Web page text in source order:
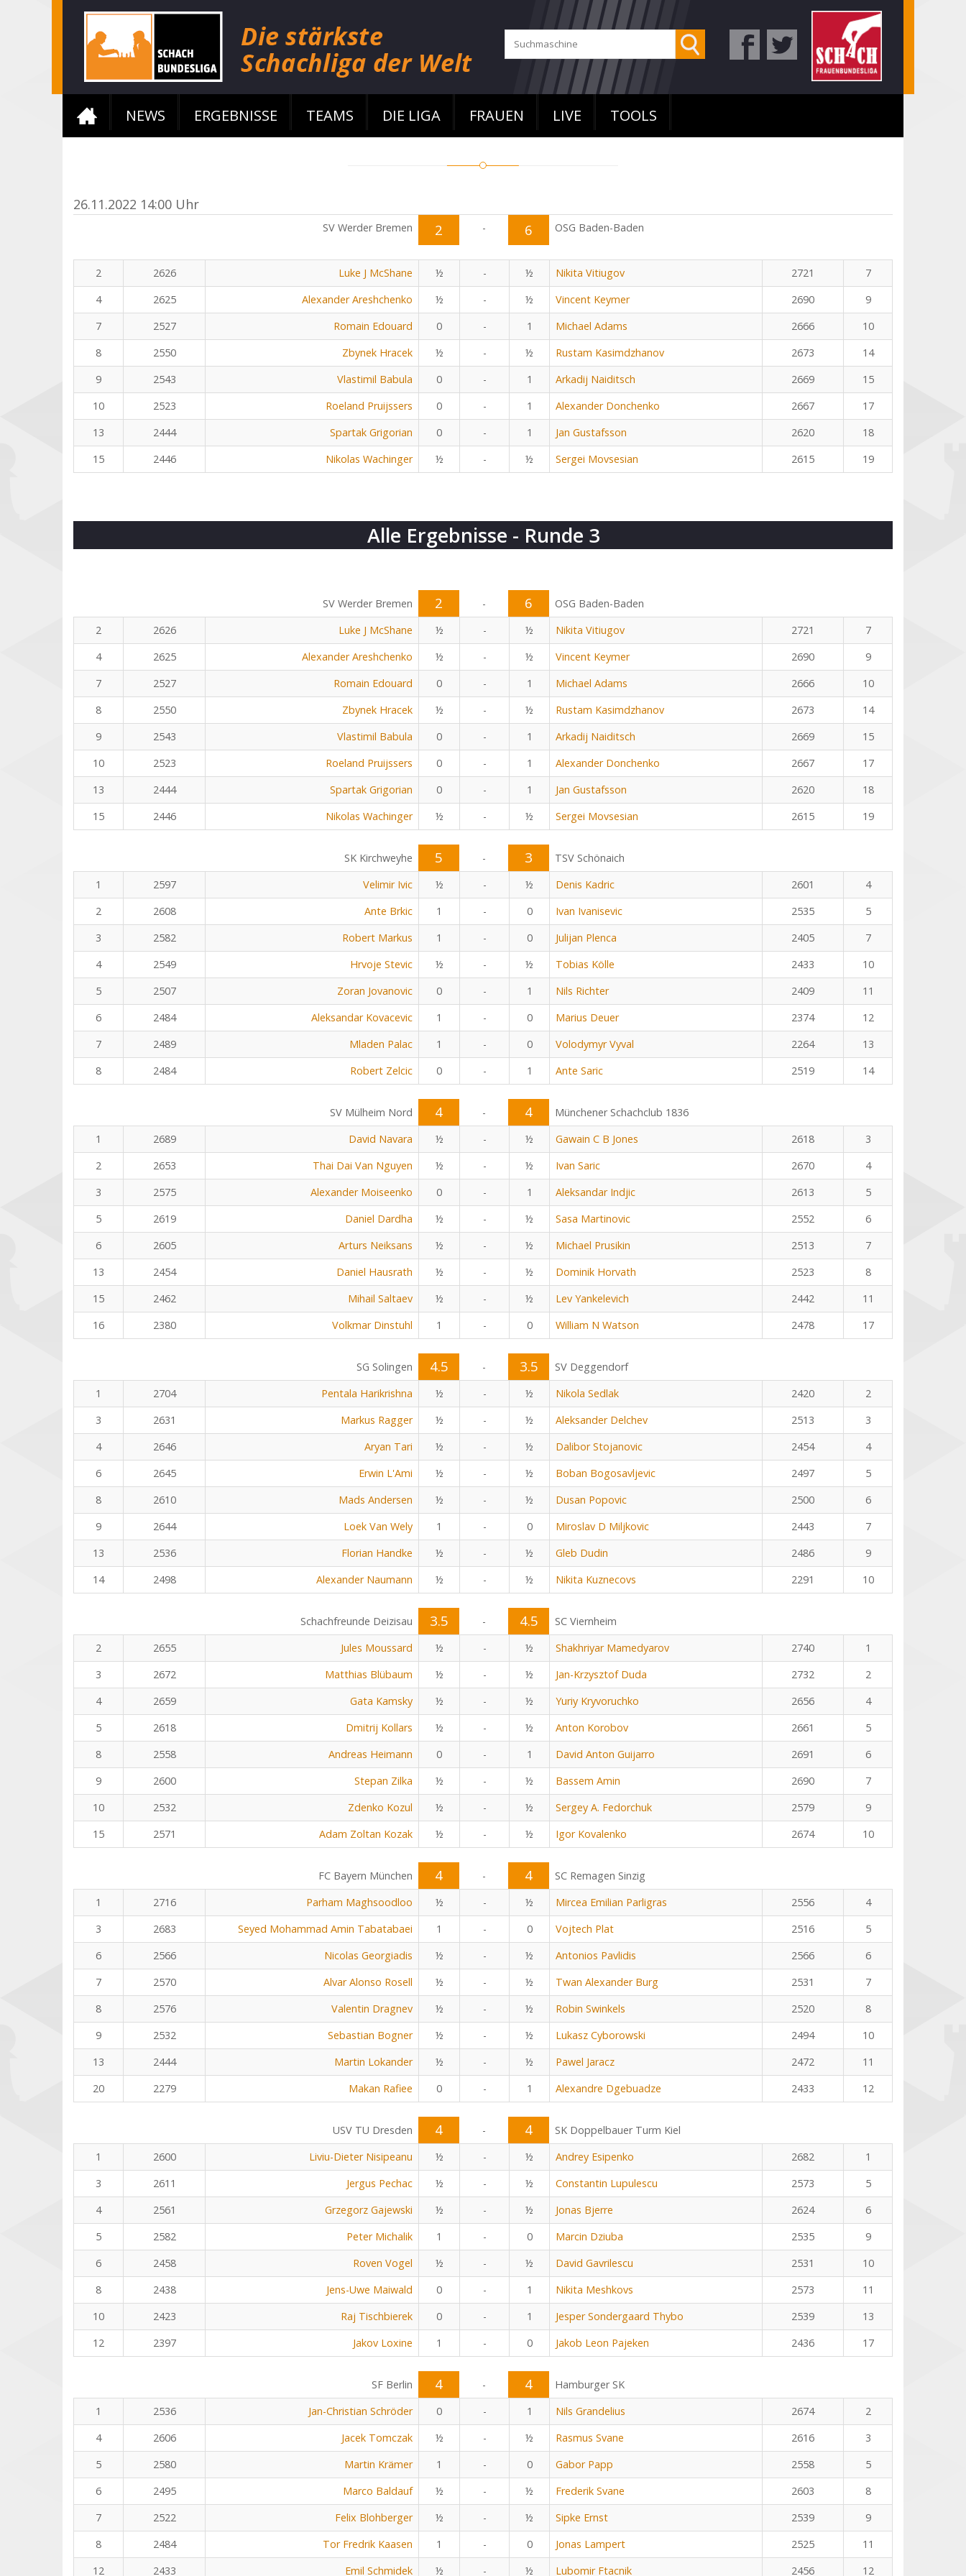
NEWS ERGEBNISSE TEAMS DIE LIGA FRAUEN LIVE TOOLS
26.11.2022 14:00 Uhr
SV Werder Bremen 2 - 6 OSG Baden-Baden
2 2626 Luke J McShane ½ - ½ Nikita Vitiugov 2721
7
4
2625 Alexander Areshchenko ½ - ½ Vincent Keymer 2690
9
7
2527 Romain Edouard 0 - 1 Michael Adams 2666
10
8
2550 Zbynek Hracek ½ - ½ Rustam Kasimdzhanov 2673
14
9
2543 Vlastimil Babula 0 - 1 Arkadij Naiditsch 2669
15
10
2523 Roeland Pruijssers 0 - 1 Alexander Donchenko 2667
17
13
2444 Spartak Grigorian 0 - 1 Jan Gustafsson 2620
18
15
2446 Nikolas Wachinger ½ - ½ Sergei Movsesian 2615 19
Alle Ergebnisse - Runde 3
SV Werder Bremen 2 - 6
OSG Baden-Baden
2
2626 Luke J McShane ½ - ½ Nikita Vitiugov 2721
7
4
2625 Alexander Areshchenko ½ - ½ Vincent Keymer 2690
9
7
2527 Romain Edouard 0 - 1 Michael Adams 2666
10
8
2550 Zbynek Hracek ½ - ½ Rustam Kasimdzhanov 2673
14
9
2543 Vlastimil Babula 0 - 1 Arkadij Naiditsch 2669
15
10
2523 Roeland Pruijssers 0 - 1 Alexander Donchenko 2667
17
13
2444 Spartak Grigorian 0 - 1 Jan Gustafsson 2620
18
15
2446 Nikolas Wachinger ½ - ½ Sergei Movsesian 2615 19
SK Kirchweyhe 5 - 3
TSV Schönaich
1
2597 Velimir Ivic ½ - ½ Denis Kadric 2601
4
2
2608 Ante Brkic 1 - 0 Ivan Ivanisevic 2535
5
3
2582 Robert Markus 1 - 0 Julijan Plenca 2405
7
4
2549 Hrvoje Stevic ½ - ½ Tobias Kölle 2433
10
5
2507 Zoran Jovanovic 0 - 1 Nils Richter 2409
11
6
2484 Aleksandar Kovacevic 1 - 0 Marius Deuer 2374
12
7
2489 Mladen Palac 1 - 0 Volodymyr Vyval 2264
13
8
2484 Robert Zelcic 0 - 1 Ante Saric 2519 14
SV Mülheim Nord 4 - 4
Münchener Schachclub 1836
1
2689 David Navara ½ - ½ Gawain C B Jones 2618
3
2
2653 Thai Dai Van Nguyen ½ - ½ Ivan Saric 2670
4
3
2575 Alexander Moiseenko 0 - 1 Aleksandar Indjic 2613
5
5
2619 Daniel Dardha ½ - ½ Sasa Martinovic 2552
6
6
2605 Arturs Neiksans ½ - ½ Michael Prusikin 2513
7
13
2454 Daniel Hausrath ½ - ½ Dominik Horvath 2523
8
15
2462 Mihail Saltaev ½ - ½ Lev Yankelevich 2442
11
16
2380 Volkmar Dinstuhl 1 - 0 William N Watson 2478 17
SG Solingen 4.5 - 3.5
SV Deggendorf
1
2704 Pentala Harikrishna ½ - ½ Nikola Sedlak 2420
2
3
2631 Markus Ragger ½ - ½ Aleksander Delchev 2513
3
4
2646 Aryan Tari ½ - ½ Dalibor Stojanovic 2454
4
6
2645 Erwin L'Ami ½ - ½ Boban Bogosavljevic 2497
5
8
2610 Mads Andersen ½ - ½ Dusan Popovic 2500
6
9
2644 Loek Van Wely 1 - 0 Miroslav D Miljkovic 2443
7
13
2536 Florian Handke ½ - ½ Gleb Dudin 2486
9
14
2498 Alexander Naumann ½ - ½ Nikita Kuznecovs 2291 10
Schachfreunde Deizisau 3.5 - 4.5
SC Viernheim
2
2655 Jules Moussard ½ - ½ Shakhriyar Mamedyarov 2740
1
3
2672 Matthias Blübaum ½ - ½ Jan-Krzysztof Duda 2732
2
4
2659 Gata Kamsky ½ - ½ Yuriy Kryvoruchko 2656
4
5
2618 Dmitrij Kollars ½ - ½ Anton Korobov 2661
5
8
2558 Andreas Heimann 0 - 1 David Anton Guijarro 2691
6
9
2600 Stepan Zilka ½ - ½ Bassem Amin 2690
7
10
2532 Zdenko Kozul ½ - ½ Sergey A. Fedorchuk 2579
9
15
2571 Adam Zoltan Kozak ½ - ½ Igor Kovalenko 2674 10
FC Bayern München 4 - 4
SC Remagen Sinzig
1
2716 Parham Maghsoodloo ½ - ½ Mircea Emilian Parligras 2556
4
3
2683 Seyed Mohammad Amin Tabatabaei 1 - 0 Vojtech Plat 2516
5
6
2566 Nicolas Georgiadis ½ - ½ Antonios Pavlidis 2566
6
7
2570 Alvar Alonso Rosell ½ - ½ Twan Alexander Burg 2531
7
8
2576 Valentin Dragnev ½ - ½ Robin Swinkels 2520
8
9
2532 Sebastian Bogner ½ - ½ Lukasz Cyborowski 2494
10
13
2444 Martin Lokander ½ - ½ Pawel Jaracz 2472
11
20
2279 Makan Rafiee 0 - 1 Alexandre Dgebuadze 2433 12
USV TU Dresden 4 - 4
SK Doppelbauer Turm Kiel
1
2600 Liviu-Dieter Nisipeanu ½ - ½ Andrey Esipenko 2682
1
3
2611 Jergus Pechac ½ - ½ Constantin Lupulescu 2573
5
4
2561 Grzegorz Gajewski ½ - ½ Jonas Bjerre 2624
6
5
2582 Peter Michalik 1 - 0 Marcin Dziuba 2535
9
6
2458 Roven Vogel ½ - ½ David Gavrilescu 2531
10
8
2438 Jens-Uwe Maiwald 0 - 1 Nikita Meshkovs 2573
11
10
2423 Raj Tischbierek 0 - 1 Jesper Sondergaard Thybo 2539
13
12
2397 Jakov Loxine 1 - 0 Jakob Leon Pajeken 2436 17
SF Berlin 4 - 4
Hamburger SK
1
2536 Jan-Christian Schröder 0 - 1 Nils Grandelius 2674
2
4
2606 Jacek Tomczak ½ - ½ Rasmus Svane 2616
3
5
2580 Martin Krämer 1 - 0 Gabor Papp 2558
5
6
2495 Marco Baldauf ½ - ½ Frederik Svane 2603
8
7
2522 Felix Blohberger ½ - ½ Sipke Ernst 2539
9
8
2484 Tor Fredrik Kaasen 1 - 0 Jonas Lampert 2525
11
12
2433 Emil Schmidek ½ - ½ Lubomir Ftacnik 2456 12